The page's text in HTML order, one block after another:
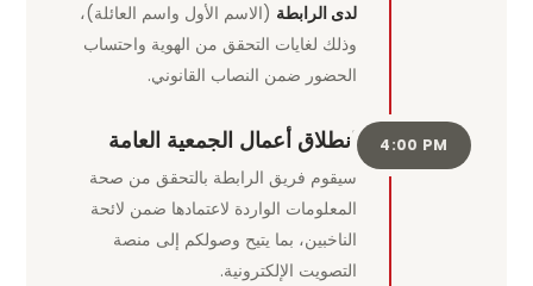
لدى الرابطة (الاسم الأول واسم العائلة)،
وذلك لغايات التحقق من الهوية واحتساب
الحضور ضمن النصاب القانوني.
4:00 PM
انطلاق أعمال الجمعية العامة
سيقوم فريق الرابطة بالتحقق من صحة
المعلومات الواردة لاعتمادها ضمن لائحة
الناخبين، بما يتيح وصولكم إلى منصة
التصويت الإلكترونية.